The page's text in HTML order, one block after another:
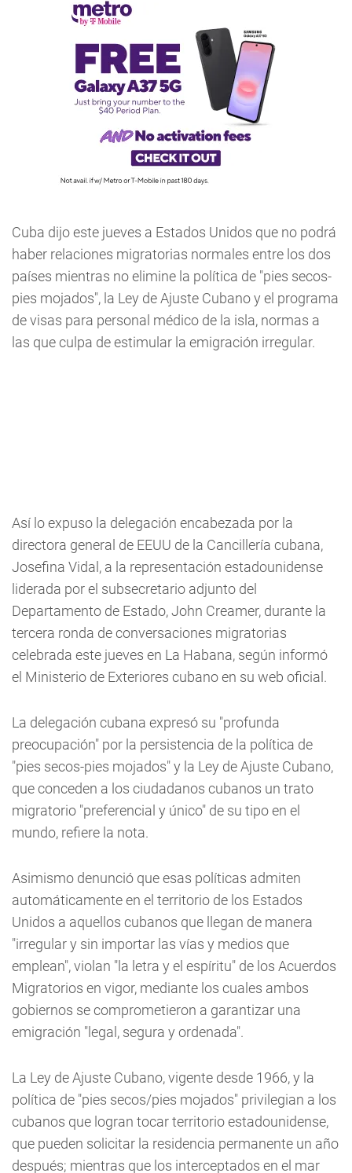
Cuba dijo este jueves a Estados Unidos que no podrá
haber relaciones migratorias normales entre los dos
países mientras no elimine la política de "pies secos-
pies mojados", la Ley de Ajuste Cubano y el programa
de visas para personal médico de la isla, normas a
las que culpa de estimular la emigración irregular.
Así lo expuso la delegación encabezada por la
directora general de EEUU de la Cancillería cubana,
Josefina Vidal, a la representación estadounidense
liderada por el subsecretario adjunto del
Departamento de Estado, John Creamer, durante la
tercera ronda de conversaciones migratorias
celebrada este jueves en La Habana, según informó
el Ministerio de Exteriores cubano en su web oficial.
La delegación cubana expresó su "profunda
preocupación" por la persistencia de la política de
"pies secos-pies mojados" y la Ley de Ajuste Cubano,
que conceden a los ciudadanos cubanos un trato
migratorio "preferencial y único" de su tipo en el
mundo, refiere la nota.
Asimismo denunció que esas políticas admiten
automáticamente en el territorio de los Estados
Unidos a aquellos cubanos que llegan de manera
"irregular y sin importar las vías y medios que
emplean", violan "la letra y el espíritu" de los Acuerdos
Migratorios en vigor, mediante los cuales ambos
gobiernos se comprometieron a garantizar una
emigración "legal, segura y ordenada".
La Ley de Ajuste Cubano, vigente desde 1966, y la
política de "pies secos/pies mojados" privilegian a los
cubanos que logran tocar territorio estadounidense,
que pueden solicitar la residencia permanente un año
después; mientras que los interceptados en el mar